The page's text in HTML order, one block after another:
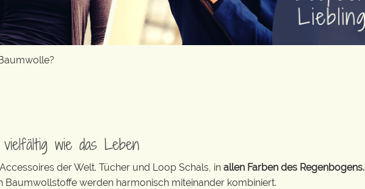
wie das Leben
der Welt. Tücher und Loop Schals, in allen Farben des Regenbogens.
Baumwollstoffe werden harmonisch miteinander kombiniert.